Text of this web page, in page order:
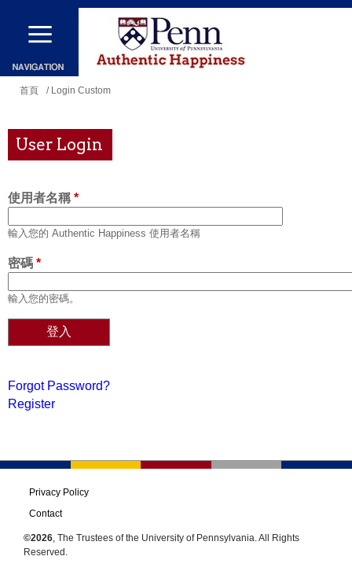
移
主
內
您
這
裡
首頁 / Login Custom
User Login
使用者名稱 *
輸入您的 Authentic Happiness 使用者名稱
密碼 *
輸入您的密碼。
Forgot Password?
Register
Privacy Policy
Contact
©2026, The Trustees of the University of Pennsylvania. All Rights
Reserved.